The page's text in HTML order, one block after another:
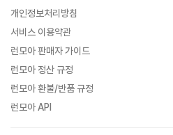
개인정보처리방침
서비스 이용약관
런모아 판매자 가이드
런모아 정산 규정
런모아 환불/반품 규정
런모아 API